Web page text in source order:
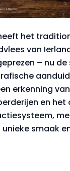
het
van
– nu
erkenning
en het
smaak